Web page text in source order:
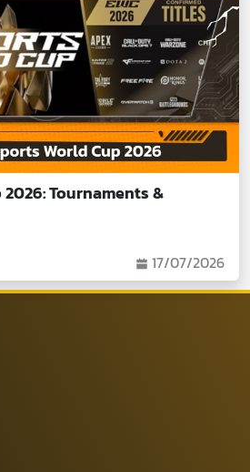
Tournaments &
17/07/2026